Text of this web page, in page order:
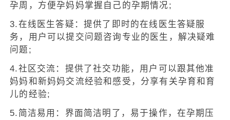
孕周，方便孕妈妈掌握自己的孕期情况;
3.在线医生答疑：提供了即时的在线医生答疑服
务，用户可以提交问题咨询专业的医生，解决疑难
问题;
4.社区交流：提供了社交功能，用户可以跟其他准
妈妈和新妈妈交流经验和感受，分享有关孕育和育
儿的经验;
5.简洁易用：界面简洁明了，易于操作，在孕期压